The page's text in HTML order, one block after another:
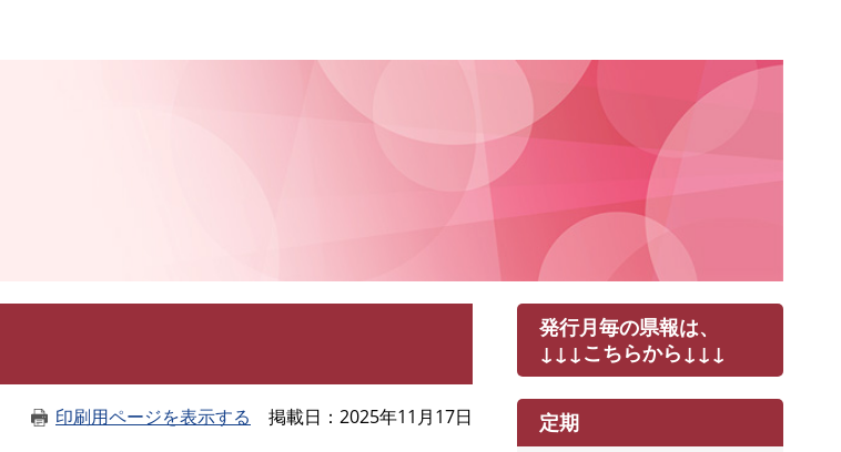
印刷用ページを表示する 掲載日 2025年11月17日
発行月毎の県報は、
↓↓↓こちらから↓↓↓
定期